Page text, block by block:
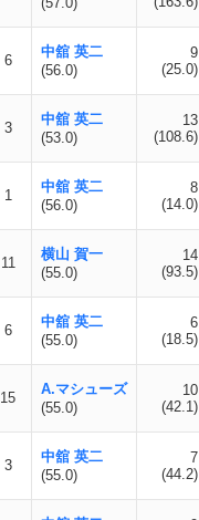
6
中舘 英二
(56.0)
9
(25.0)
3
中舘 英二
(53.0)
13
(108.6)
1
中舘 英二
(56.0)
8
(14.0)
11
横山 賀一
(55.0)
14
(93.5)
6
中舘 英二
(55.0)
6
(18.5)
15
A.マシューズ
(55.0)
10
(42.1)
3
中舘 英二
(55.0)
7
(44.2)